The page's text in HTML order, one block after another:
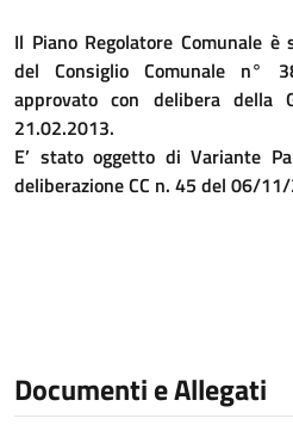
Il Piano Regolatore Comunale
del Consiglio Comunale n°
approvato con delibera
21.02.2013.
E’ stato oggetto di Variante
deliberazione CC n. 45 del 06/
Documenti e Allegati